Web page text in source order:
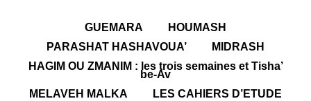
GUEMARA
HOUMASH
PARASHAT HASHAVOUA’
MIDRASH
HAGIM OU ZMANIM : les trois semaines et Tisha’
be-Av
MELAVEH MALKA
LES CAHIERS D’ETUDE